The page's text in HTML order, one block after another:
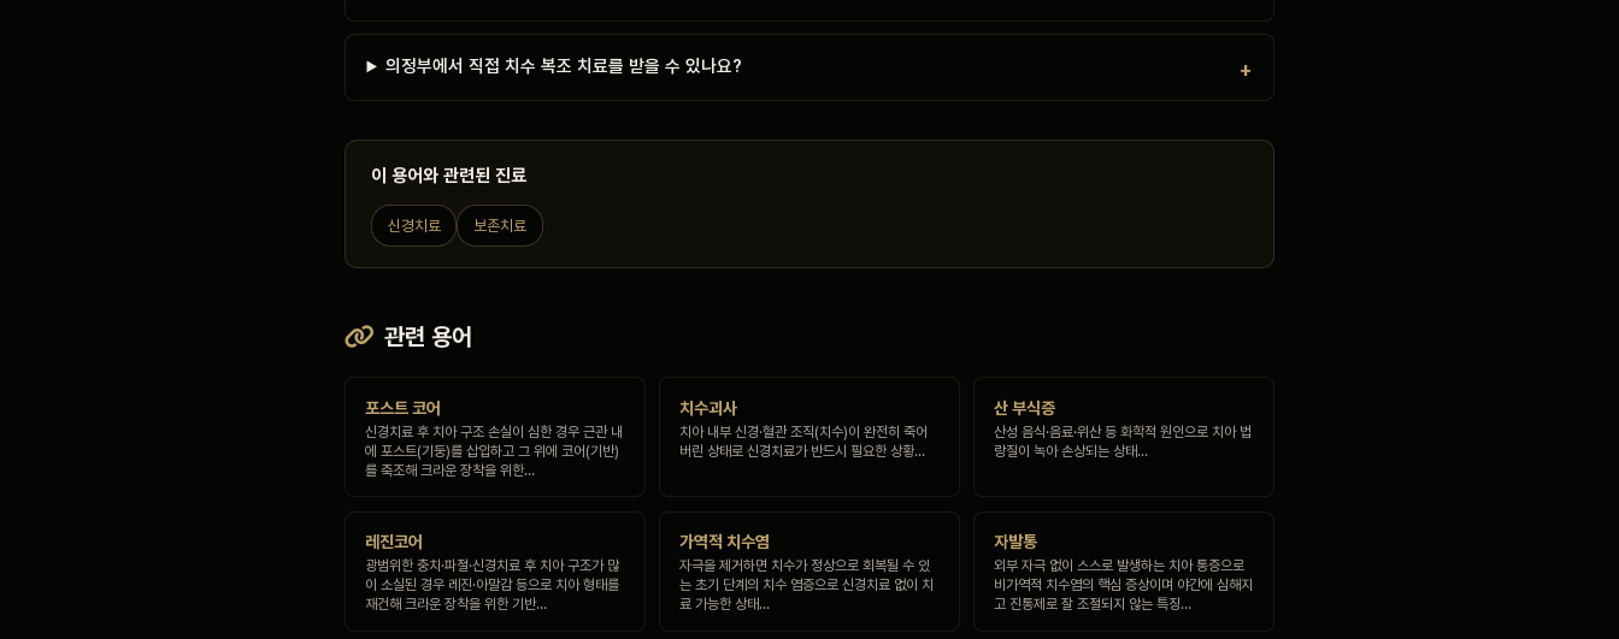
의정부에서 직접 치수 복조 치료를 받을 수 있나요?
이 용어와 관련된 진료
신경치료 보존치료
관련 용어
포스트 코어
신경치료 후 치아 구조 손실이 심한 경우 근관 내
에 포스트(기둥)를 삽입하고 그 위에 코어(기반)
를 축조해 크라운 장착을 위한…
치수괴사
치아 내부 신경·혈관 조직(치수)이 완전히 죽어
버린 상태로 신경치료가 반드시 필요한 상황…
산 부식증
산성 음식·음료·위산 등 화학적 원인으로 치아 법
랑질이 녹아 손상되는 상태…
레진코어
광범위한 충치·파절·신경치료 후 치아 구조가 많
이 소실된 경우 레진·아말감 등으로 치아 형태를
재건해 크라운 장착을 위한 기반…
가역적 치수염
자극을 제거하면 치수가 정상으로 회복될 수 있
는 초기 단계의 치수 염증으로 신경치료 없이 치
료 가능한 상태…
자발통
외부 자극 없이 스스로 발생하는 치아 통증으로
비가역적 치수염의 핵심 증상이며 야간에 심해지
고 진통제로 잘 조절되지 않는 특징…